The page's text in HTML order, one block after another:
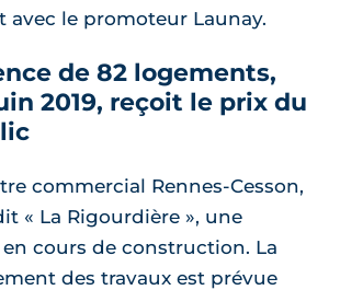
avec le promoteur Launay.
de 82 logements,
2019, reçoit le prix du
commercial Rennes-Cesson,
« La Rigourdière », une
cours de construction. La
des travaux est prévue